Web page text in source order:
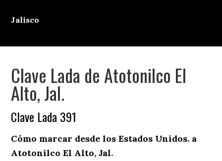
Jalisco
Clave Lada de Atotonilco El
Alto, Jal.
Clave Lada 391
Cómo marcar desde los Estados Unidos. a
Atotonilco El Alto, Jal.